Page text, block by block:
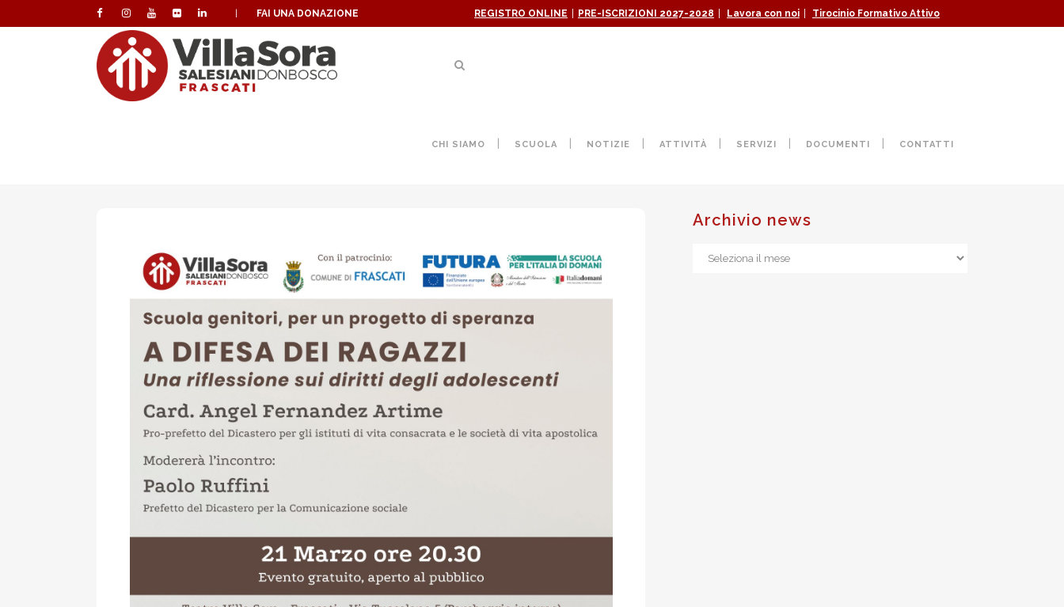
FAI UNA DONAZIONE REGISTRO ONLINE PRE-ISCRIZIONI 2027-2028 Lavora con noi Tirocinio Formativo Attivo
CHI SIAMO SCUOLA NOTIZIE ATTIVITÀ SERVIZI DOCUMENTI CONTATTI
SCUOLA GENITORI, SGUARDI DI SPERANZA: UN NUOVO CICLO DI
Archivio news
Archivio